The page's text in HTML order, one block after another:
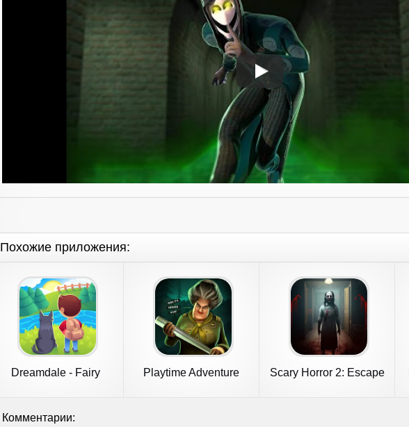
Похожие приложения:
Dreamdale - Fairy
Playtime Adventure
Scary Horror 2: Escape
Комментарии: